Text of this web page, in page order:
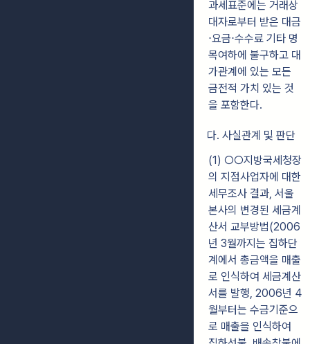
과세표준에는 거래상
대자로부터 받은 대금
⋅요금⋅수수료 기타 명
목여하에 불구하고 대
가관계에 있는 모든
금전적 가치 있는 것
을 포함한다.
다. 사실관계 및 판단
(1) ○○지방국세청장
의 지점사업자에 대한
세무조사 결과, 서울
본사의 변경된 세금계
산서 교부방법(2006
년 3월까지는 집하단
계에서 총금액을 매출
로 인식하여 세금계산
서를 발행, 2006년 4
월부터는 수금기준으
로 매출을 인식하여